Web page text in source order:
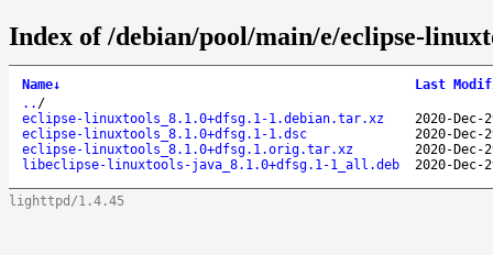
Index of /debian/pool/main/e/eclipse-
Name↓
Last
.. /
eclipse-linuxtools_8.1.0+dfsg.1-1.debian.tar.xz
2020-Dec-
eclipse-linuxtools_8.1.0+dfsg.1-1.dsc
2020-Dec-
eclipse-linuxtools_8.1.0+dfsg.1.orig.tar.xz
2020-Dec-
libeclipse-linuxtools-java_8.1.0+dfsg.1-1_all.deb
2020-Dec-
lighttpd/1.4.45